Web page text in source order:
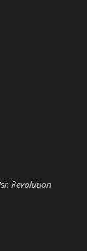
Revolution